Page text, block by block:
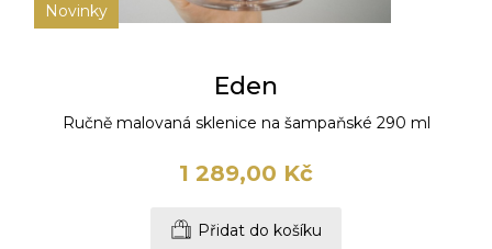
Novinky
Eden
Ručně malovaná sklenice na šampaňské 290 ml
1 289,00 Kč
Přidat do košíku